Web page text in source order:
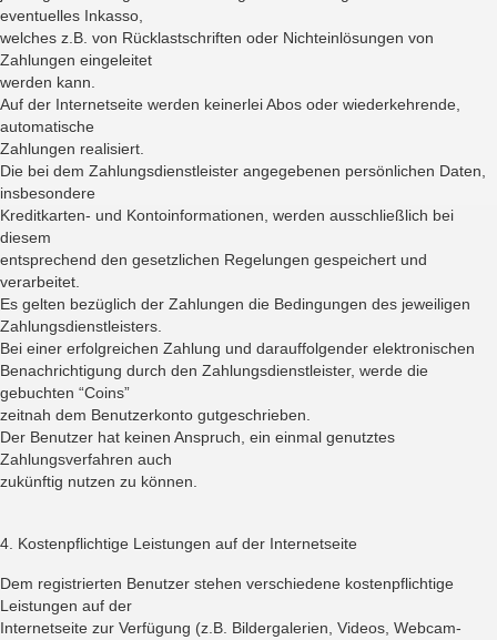
eventuelles Inkasso,
welches z.B. von Rücklastschriften oder Nichteinlösungen von
Zahlungen eingeleitet
werden kann.
Auf der Internetseite werden keinerlei Abos oder wiederkehrende,
automatische
Zahlungen realisiert.
Die bei dem Zahlungsdienstleister angegebenen persönlichen Daten,
insbesondere
Kreditkarten- und Kontoinformationen, werden ausschließlich bei
diesem
entsprechend den gesetzlichen Regelungen gespeichert und
verarbeitet.
Es gelten bezüglich der Zahlungen die Bedingungen des jeweiligen
Zahlungsdienstleisters.
Bei einer erfolgreichen Zahlung und darauffolgender elektronischen
Benachrichtigung durch den Zahlungsdienstleister, werde die
gebuchten “Coins”
zeitnah dem Benutzerkonto gutgeschrieben.
Der Benutzer hat keinen Anspruch, ein einmal genutztes
Zahlungsverfahren auch
zukünftig nutzen zu können.
4. Kostenpflichtige Leistungen auf der Internetseite
Dem registrierten Benutzer stehen verschiedene kostenpflichtige
Leistungen auf der
Internetseite zur Verfügung (z.B. Bildergalerien, Videos, Webcam-